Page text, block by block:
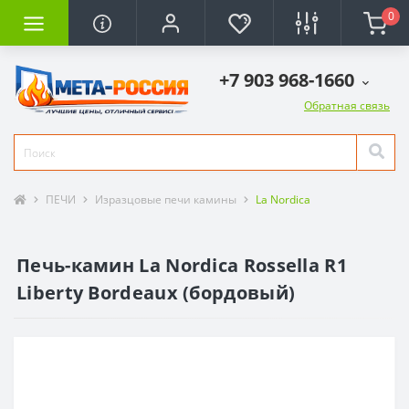
0
+7 903 968-1660
Обратная связь
ПЕЧИ Изразцовые печи камины La Nordica
Печь-камин La Nordica Rossella R1
Liberty Bordeaux (бордовый)